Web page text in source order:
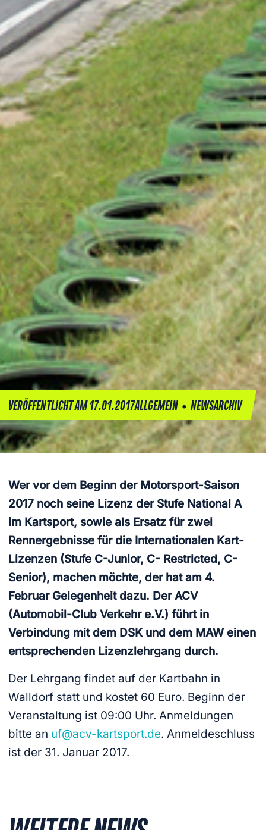
VERÖFFENTLICHT AM 17.01.2017ALLGEMEIN •NEWSARCHIV
Wer vor dem Beginn der Motorsport-Saison
2017 noch seine Lizenz der Stufe National A
im Kartsport, sowie als Ersatz für zwei
Rennergebnisse für die Internationalen Kart-
Lizenzen (Stufe C-Junior, C- Restricted, C-
Senior), machen möchte, der hat am 4.
Februar Gelegenheit dazu. Der ACV
(Automobil-Club Verkehr e.V.) führt in
Verbindung mit dem DSK und dem MAW einen
entsprechenden Lizenzlehrgang durch.
Der Lehrgang findet auf der Kartbahn in
Walldorf statt und kostet 60 Euro. Beginn der
Veranstaltung ist 09:00 Uhr. Anmeldungen
bitte an uf@acv-kartsport.de. Anmeldeschluss
ist der 31. Januar 2017.